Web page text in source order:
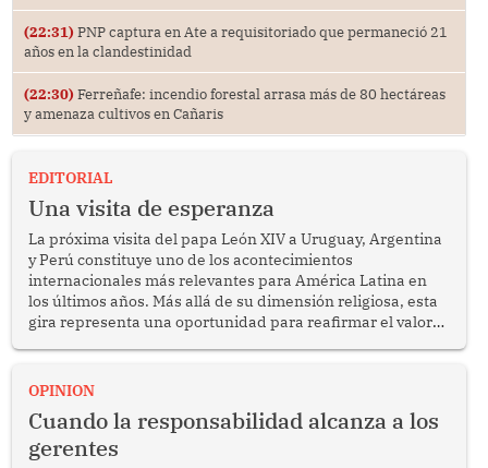
(22:31) PNP captura en Ate a requisitoriado que permaneció 21
años en la clandestinidad
(22:30) Ferreñafe: incendio forestal arrasa más de 80 hectáreas
y amenaza cultivos en Cañaris
EDITORIAL
Una visita de esperanza
La próxima visita del papa León XIV a Uruguay, Argentina
y Perú constituye uno de los acontecimientos
internacionales más relevantes para América Latina en
los últimos años. Más allá de su dimensión religiosa, esta
gira representa una oportunidad para reafirmar el valor
enfrenta desafíos en materia de desarrollo, cohesión
OPINION
Cuando la responsabilidad alcanza a los
gerentes